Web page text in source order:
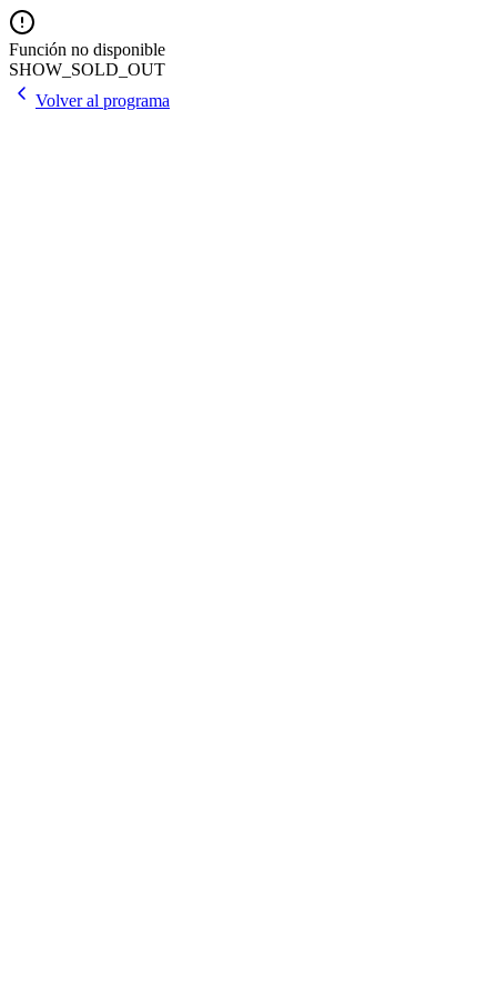
Función no disponible
SHOW_SOLD_OUT
Volver al programa